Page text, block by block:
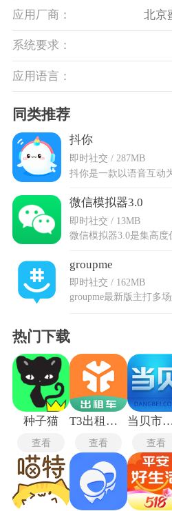
应用厂商： 北京
系统要求：
应用语言：
同类推荐
抖你
即时社交 / 287MB
微信模拟器3.0
即时社交 / 13MB
groupme
即时社交 / 162MB
热门下载
种子猫
查看
T3出租车司机版
查看
当贝市场TV版
查看